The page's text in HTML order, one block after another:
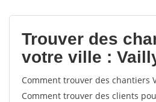
votes
Trouver des
votre ville :
Comment trouver des chantiers
Comment trouver des clients